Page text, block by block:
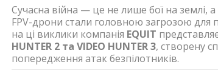
Сучасна війна — це не лише бої на землі,
FPV-дрони стали головною загрозою для
на ці виклики компанія EQUIT представляє
HUNTER 2 та VIDEO HUNTER 3, створену
попередження атак безпілотників.